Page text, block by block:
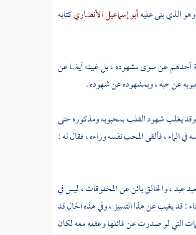
الذي بنى عليهأبو إسماعيل الأنصاريكتابه
أحدهم عن سوى مشهوده ، بل غيبته أيضا عن
عن حبه ، وبمشهوده عن شهوده .
وقد يغلب شهود القلب بمحبوبه ومذكوره حتى
في الماء ، فألقى المحب نفسه وراءه ، فقال له :
عبد ، والخالق بائن عن المخلوقات ، ليس في
: قد يغيب عن هذا التمييز ، وفي هذه الحال قد
التي لو صدرت عن قائلها وعقله معه لكان